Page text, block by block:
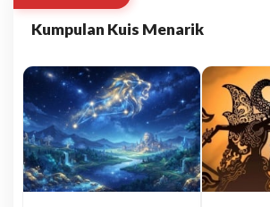
Kumpulan Kuis Menarik